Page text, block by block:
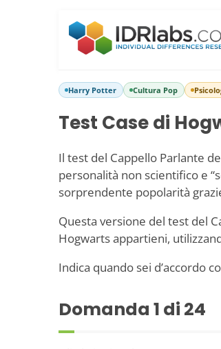
Harry Potter Cultura Pop
Test Case di
Il test del Cappello Parlante
personalità non scientifico e
sorprendente popolarità
Questa versione del test del
Hogwarts appartieni,
Indica quando sei d’accordo
Domanda 1 di 24